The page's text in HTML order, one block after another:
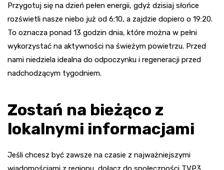
Przygotuj się na dzień pełen energii, gdyż dzisiaj słońce
rozświetli nasze niebo już od 6:10, a zajdzie dopiero o 19:20.
To oznacza ponad 13 godzin dnia, które można w pełni
wykorzystać na aktywności na świeżym powietrzu. Przed
nami niedziela idealna do odpoczynku i regeneracji przed
nadchodzącym tygodniem.
Zostań na bieżąco z
lokalnymi informacjami
Jeśli chcesz być zawsze na czasie z najważniejszymi